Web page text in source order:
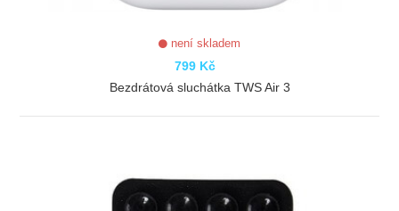
není skladem
799 Kč
Bezdrátová sluchátka TWS Air 3